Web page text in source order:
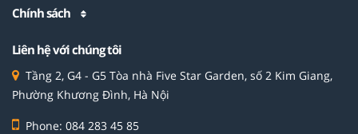
Chính sách
Liên hệ với chúng tôi
Tầng 2, G4 - G5 Tòa nhà Five Star Garden, số 2 Kim Giang,
Phường Khương Đình, Hà Nội
Phone: 084 283 45 85